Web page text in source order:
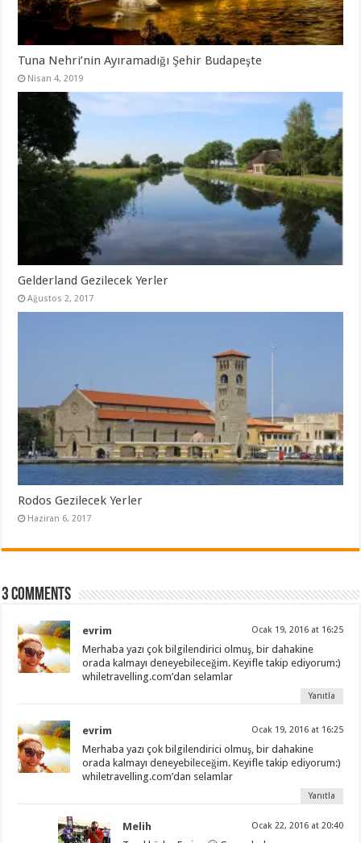
Tuna Nehri’nin Ayıramadığı Şehir Budapeşte
Nisan 4, 2019
Gelderland Gezilecek Yerler
Ağustos 2, 2017
Rodos Gezilecek Yerler
Haziran 6, 2017
3 comments
evrim Ocak 19, 2016 at 16:25
Merhaba yazı çok bilgilendirici olmuş, bir dahakine
orada kalmayı deneyebileceğim. Keyifle takip ediyorum:)
whiletravelling.com’dan selamlar
Yanıtla
evrim Ocak 19, 2016 at 16:25
Merhaba yazı çok bilgilendirici olmuş, bir dahakine
orada kalmayı deneyebileceğim. Keyifle takip ediyorum:)
whiletravelling.com’dan selamlar
Yanıtla
Melih Ocak 22, 2016 at 20:40